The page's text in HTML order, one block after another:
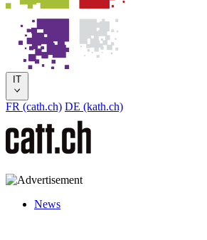
IT
FR (cath.ch) DE (kath.ch)
News